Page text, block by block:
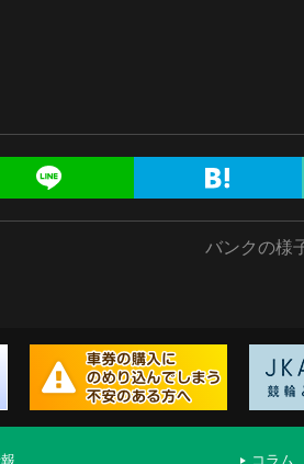
バンクの様
コラム